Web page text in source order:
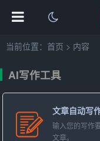
当前位置： 首页 > 内容
AI写作工具
文章自动写
输入您的写作
文章。